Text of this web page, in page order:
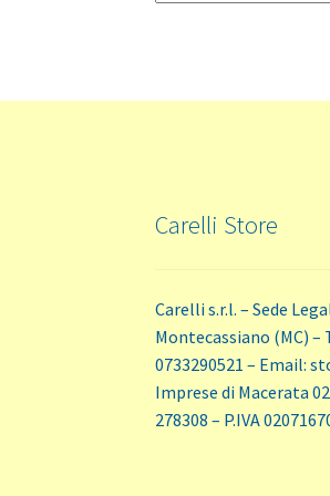
Carelli Store
Carelli s.r.l. – Sede
Montecassiano (MC) –
0733290521 – Email:
Imprese di Macerata
278308 – P.IVA